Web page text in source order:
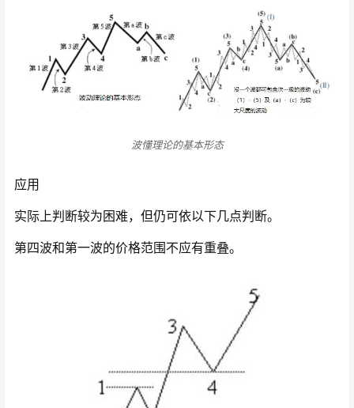
波懂理论的基本形态
应用
实际上判断较为困难，但仍可依以下几点判断。
第四波和第一波的价格范围不应有重叠。